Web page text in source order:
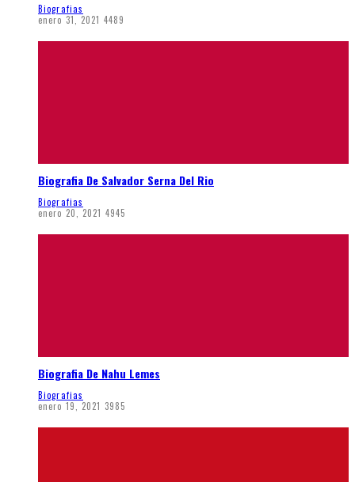
Biografias
enero 31, 2021 4489
Biografia De Salvador Serna Del Rio
Biografias
enero 20, 2021 4945
Biografia De Nahu Lemes
Biografias
enero 19, 2021 3985